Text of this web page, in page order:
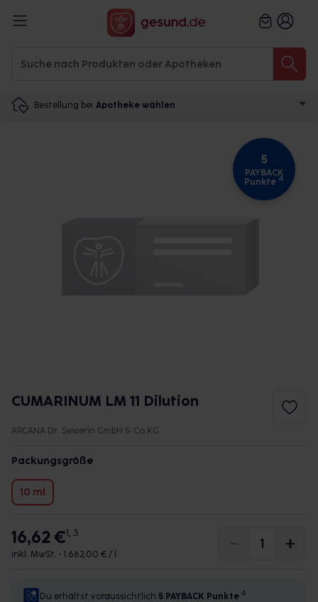
Bestellung bei Apotheke wählen
5
PAYBACK
Punkte 4
CUMARINUM LM 11 Dilution
ARCANA Dr. Sewerin GmbH & Co.KG
Packungsgröße
10 ml
16,62 €1, 3
inkl. MwSt. • 1.662,00 € / l
Du erhältst voraussichtlich 5 PAYBACK Punkte 4